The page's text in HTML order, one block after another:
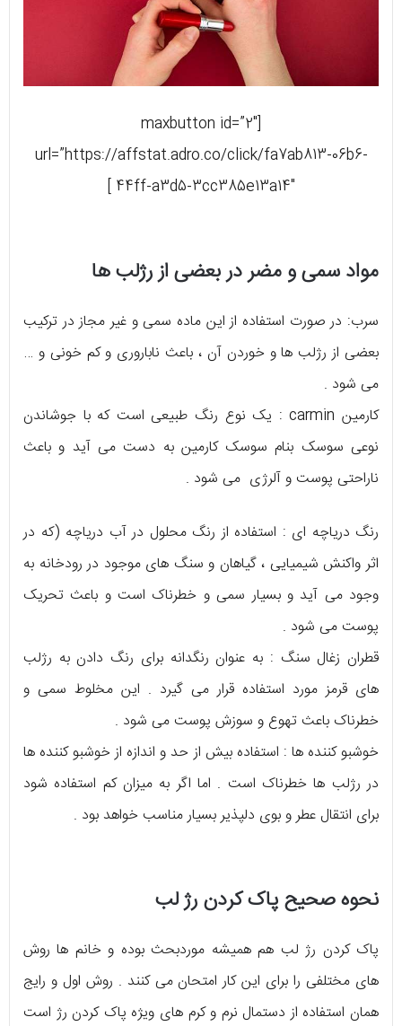
[maxbutton id=”2″
url=”https://affstat.adro.co/click/fa7ab813-06b6-
44ff-a3d5-3cc385e13a14″ ]
مواد سمی و مضر در بعضی از رژلب ها
سرب: در صورت استفاده از این ماده سمی و غیر مجاز در ترکیب
بعضی از رژلب ها و خوردن آن ، باعث ناباروری و کم خونی و …
می شود .
کارمین carmin : یک نوع رنگ طبیعی است که با جوشاندن
نوعی سوسک بنام سوسک کارمین به دست می آید و باعث
ناراحتی پوست و آلرژی می شود .
رنگ دریاچه ای : استفاده از رنگ محلول در آب دریاچه (که در
اثر واکنش شیمیایی ، گیاهان و سنگ های موجود در رودخانه به
وجود می آید و بسیار سمی و خطرناک است و باعث تحریک
پوست می شود .
قطران زغال سنگ : به عنوان رنگدانه برای رنگ دادن به رژلب
های قرمز مورد استفاده قرار می گیرد . این مخلوط سمی و
خطرناک باعث تهوع و سوزش پوست می شود .
خوشبو کننده ها : استفاده بیش از حد و اندازه از خوشبو کننده ها
در رژلب ها خطرناک است . اما اگر به میزان کم استفاده شود
برای انتقال عطر و بوی دلپذیر بسیار مناسب خواهد بود .
نحوه صحیح پاک کردن رژ لب
پاک کردن رژ لب هم همیشه موردبحث بوده و خانم ها روش
های مختلفی را برای این کار امتحان می کنند . روش اول و رایج
همان استفاده از دستمال نرم و کرم های ویژه پاک کردن رژ است